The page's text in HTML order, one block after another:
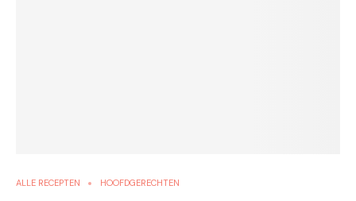
ALLE RECEPTEN HOOFDGERECHTEN